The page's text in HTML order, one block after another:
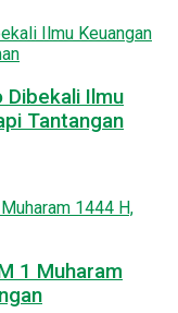
Dibekali Ilmu
Tantangan
1 Muharam